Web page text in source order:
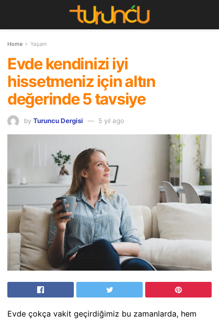
Home Yaşam
Evde kendinizi iyi
hissetmeniz için altın
değerinde 5 tavsiye
by Turuncu Dergisi 5 yıl ago
Evde çokça vakit geçirdiğimiz bu zamanlarda, hem